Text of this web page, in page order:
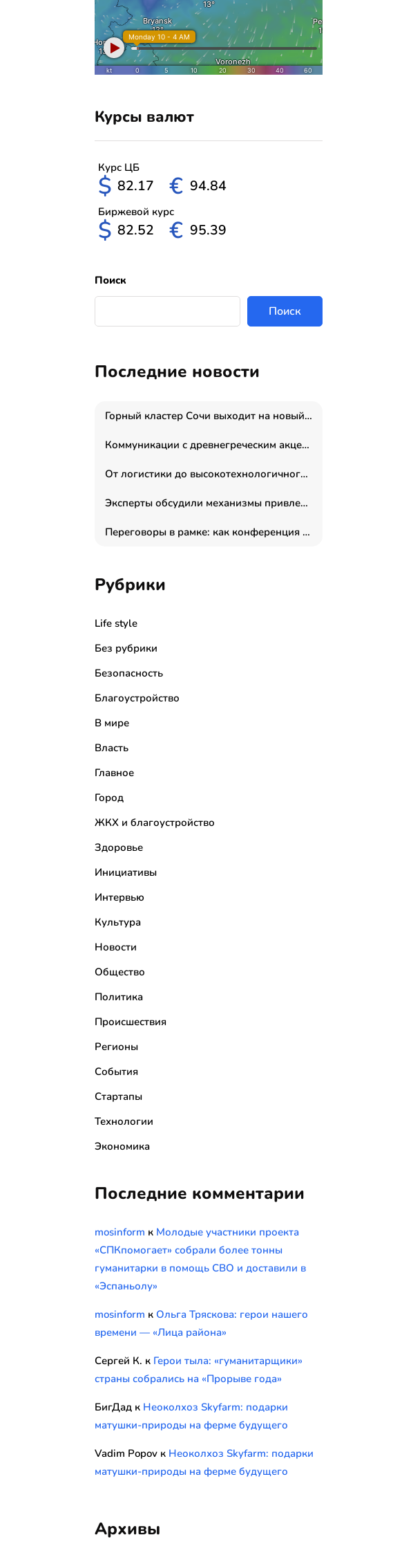
Курсы валют
Курс ЦБ
$ 82.17 € 94.84
Биржевой курс
$ 82.52 € 95.39
Поиск
Поиск
Последние новости
Горный кластер Сочи выходит на новый уровень: налоги игорной зоны выросли на 15%, а весь курорт вошёл в федеральный проект «Производительность труда»
Коммуникации с древнегреческим акцентом: медиаменеджер и журналист Владимир Дергачев запустил коммуникационное агентство «Сократ 2.0»
От логистики до высокотехнологичного производства: как основатель “гагаринга” выстраивает экосистему безопасности и гражданских БПЛА
Эксперты обсудили механизмы привлечения молодых специалистов в промышленные города
Переговоры в рамке: как конференция «Бизнес как искусство» переформатирует деловой этикет в стенах ТПП РФ
Рубрики
Life style
Без рубрики
Безопасность
Благоустройство
В мире
Власть
Главное
Город
ЖКХ и благоустройство
Здоровье
Инициативы
Интервью
Культура
Новости
Общество
Политика
Происшествия
Регионы
События
Стартапы
Технологии
Экономика
Последние комментарии
mosinform к Молодые участники проекта
«СПКпомогает» собрали более тонны
гуманитарки в помощь СВО и доставили в
«Эспаньолу»
mosinform к Ольга Тряскова: герои нашего
времени — «Лица района»
Сергей К. к Герои тыла: «гуманитарщики»
страны собрались на «Прорыве года»
БигДад к Неоколхоз Skyfarm: подарки
матушки-природы на ферме будущего
Vadim Popov к Неоколхоз Skyfarm: подарки
матушки-природы на ферме будущего
Архивы